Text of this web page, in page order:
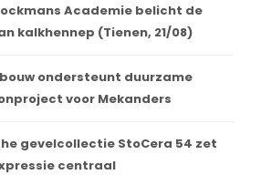
Academie belicht de
kalkhennep (Tienen, 21/08)
ondersteunt duurzame
voor Mekanders
gevelcollectie StoCera 54 zet
centraal